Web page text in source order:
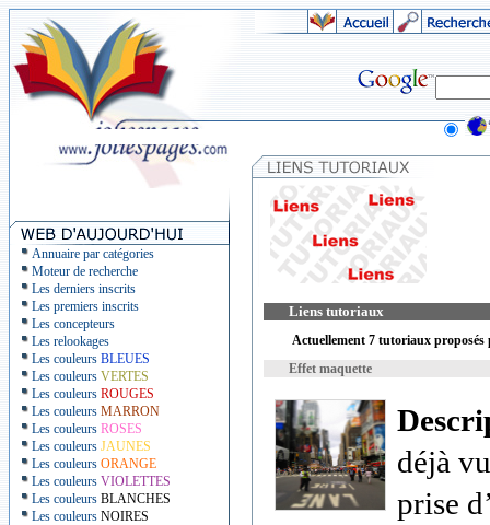
Annuaire par catégories
Moteur de recherche
Les derniers inscrits
Les premiers inscrits
Les concepteurs
Les relookages
Les couleurs BLEUES
Les couleurs VERTES
Les couleurs ROUGES
Les couleurs MARRON
Les couleurs ROSES
Les couleurs JAUNES
Les couleurs ORANGE
Les couleurs VIOLETTES
Les couleurs BLANCHES
Les couleurs NOIRES
Liens tutoriaux
Actuellement 7 tutoriaux
Effet maquette
déjà
prise